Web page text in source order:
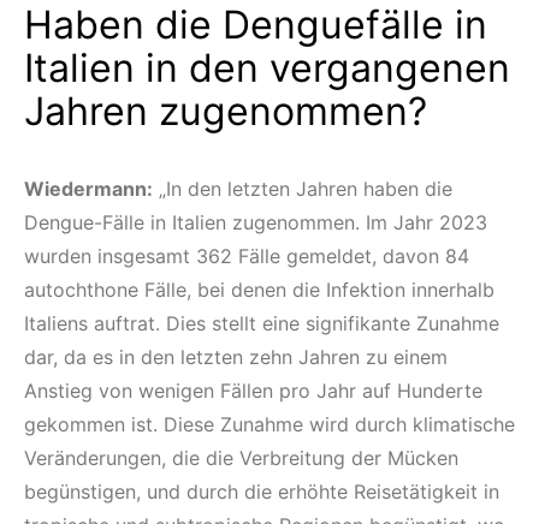
Haben die Denguefälle in
Italien in den vergangenen
Jahren zugenommen?
Wiedermann: „In den letzten Jahren haben die
Dengue-Fälle in Italien zugenommen. Im Jahr 2023
wurden insgesamt 362 Fälle gemeldet, davon 84
autochthone Fälle, bei denen die Infektion innerhalb
Italiens auftrat. Dies stellt eine signifikante Zunahme
dar, da es in den letzten zehn Jahren zu einem
Anstieg von wenigen Fällen pro Jahr auf Hunderte
gekommen ist. Diese Zunahme wird durch klimatische
Veränderungen, die die Verbreitung der Mücken
begünstigen, und durch die erhöhte Reisetätigkeit in